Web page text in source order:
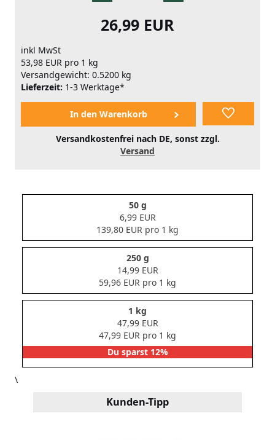
26,99 EUR
inkl MwSt
53,98 EUR pro 1 kg
Versandgewicht: 0.5200 kg
Lieferzeit: 1-3 Werktage*
Versandkostenfrei nach DE, sonst zzgl.
Versand
50 g
6,99 EUR
139,80 EUR pro 1 kg
250 g
14,99 EUR
59,96 EUR pro 1 kg
1 kg
47,99 EUR
47,99 EUR pro 1 kg
Du sparst 12%
\
Kunden-Tipp